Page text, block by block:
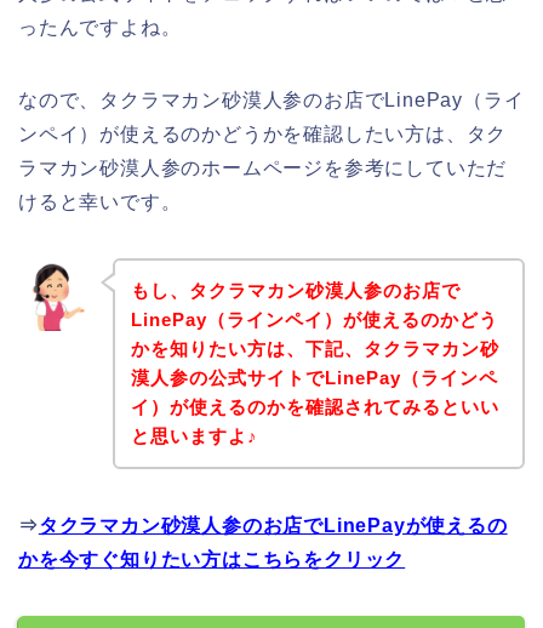
ったんですよね。
なので、タクラマカン砂漠人参のお店でLinePay（ライ
ンペイ）が使えるのかどうかを確認したい方は、タク
ラマカン砂漠人参のホームページを参考にしていただ
けると幸いです。
もし、タクラマカン砂漠人参のお店で
LinePay（ラインペイ）が使えるのかどう
かを知りたい方は、下記、タクラマカン砂
漠人参の公式サイトでLinePay（ラインペ
イ）が使えるのかを確認されてみるといい
と思いますよ♪
⇒タクラマカン砂漠人参のお店でLinePayが使えるの
かを今すぐ知りたい方はこちらをクリック